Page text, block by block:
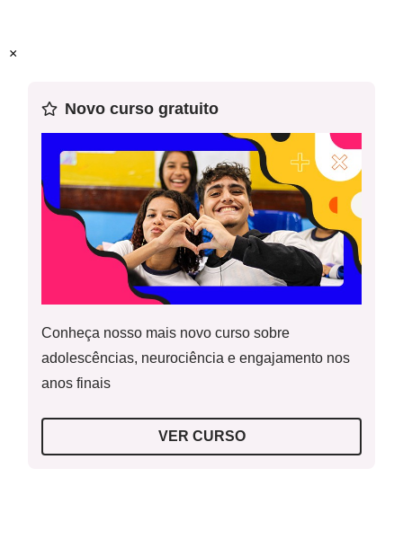
Este plano foi elaborado pelo Time de Autores NOVA
Professor-autor:Danilo Pereira Pinseta
Mentor:Ariel SIlva
Especialista: Leandro Holanda
×
Novo curso gratuito
Conheça nosso mais novo curso sobre
adolescências, neurociência e engajamento nos
anos finais
VER CURSO